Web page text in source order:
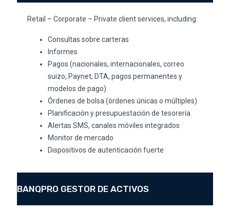
Retail – Corporate – Private client services, including:
Consultas sobre carteras
Informes
Pagos (nacionales, internacionales, correo
suizo, Paynet, DTA, pagos permanentes y
modelos de pago)
Órdenes de bolsa (órdenes únicas o múltiples)
Planificación y presupuestación de tesorería
Alertas SMS, canales móviles integrados
Monitor de mercado
Dispositivos de autenticación fuerte
BANQPRO GESTOR DE ACTIVOS